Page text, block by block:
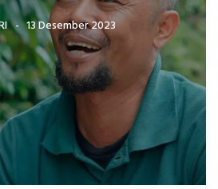
13 Desember 2023